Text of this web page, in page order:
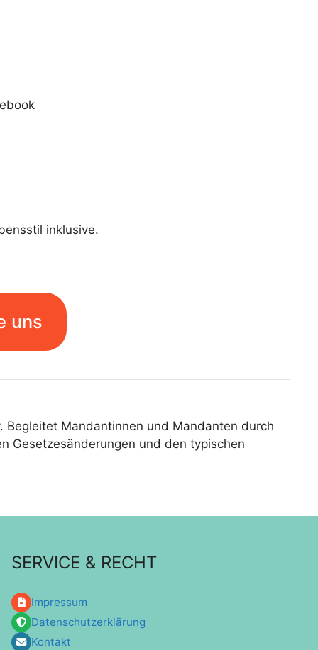
inklusive.
uns
Begleitet Mandantinnen und Mandanten durch
Gesetzesänderungen und den typischen
SERVICE & RECHT
Impressum
Datenschutzerklärung
Kontakt